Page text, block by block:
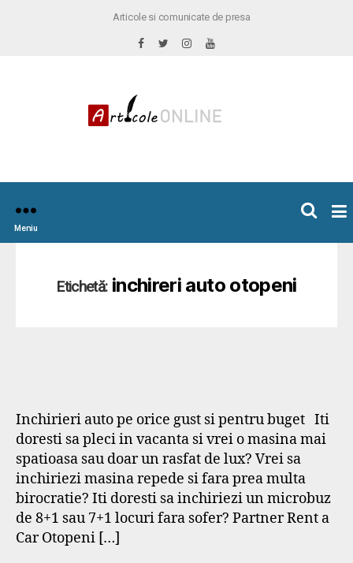
Articole si comunicate de presa
Meniu
Etichetă: inchireri auto otopeni
Inchirieri auto pe orice gust si pentru buget Iti
doresti sa pleci in vacanta si vrei o masina mai
spatioasa sau doar un rasfat de lux? Vrei sa
inchiriezi masina repede si fara prea multa
birocratie? Iti doresti sa inchiriezi un microbuz
de 8+1 sau 7+1 locuri fara sofer? Partner Rent a
Car Otopeni […]